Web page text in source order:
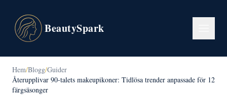
BeautySpark
Hem/Blogg/Guider
Återupplivar 90-talets makeupikoner: Tidlösa trender anpassade för 12
färgsäsonger